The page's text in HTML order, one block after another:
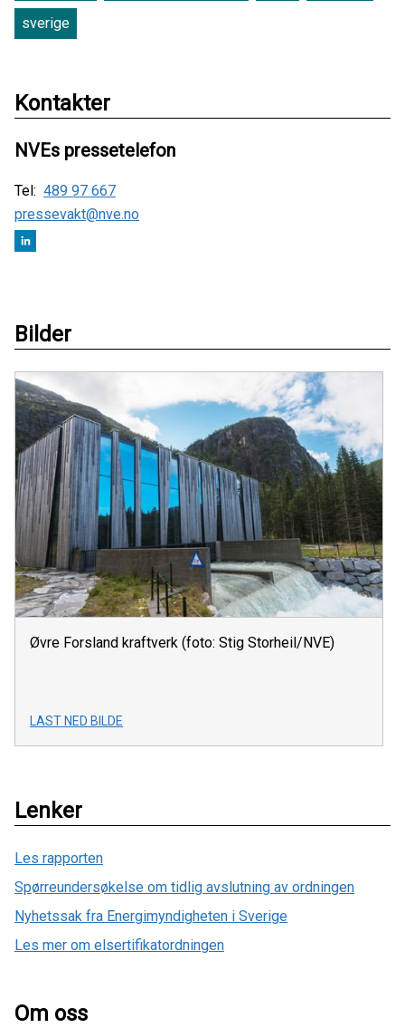
sverige
Kontakter
NVEs pressetelefon
Tel: 489 97 667
pressevakt@nve.no
Bilder
Øvre Forsland kraftverk (foto: Stig Storheil/NVE)
LAST NED BILDE
Lenker
Les rapporten
Spørreundersøkelse om tidlig avslutning av ordningen
Nyhetssak fra Energimyndigheten i Sverige
Les mer om elsertifikatordningen
Om oss